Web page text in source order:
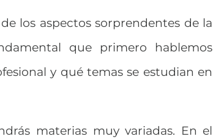
los aspectos sorprendentes de la
que primero hablemos
y qué temas se estudian en
materias muy variadas. En el